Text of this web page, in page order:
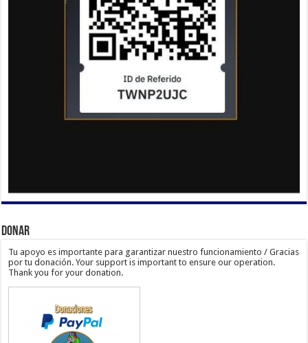
Donar
Tu apoyo es importante para garantizar nuestro funcionamiento / Gracias
por tu donación. Your support is important to ensure our operation.
Thank you for your donation.